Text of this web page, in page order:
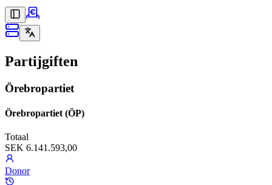
Partijgiften
Örebropartiet
Örebropartiet (ÖP)
Totaal
SEK 6.141.593,00
Donor